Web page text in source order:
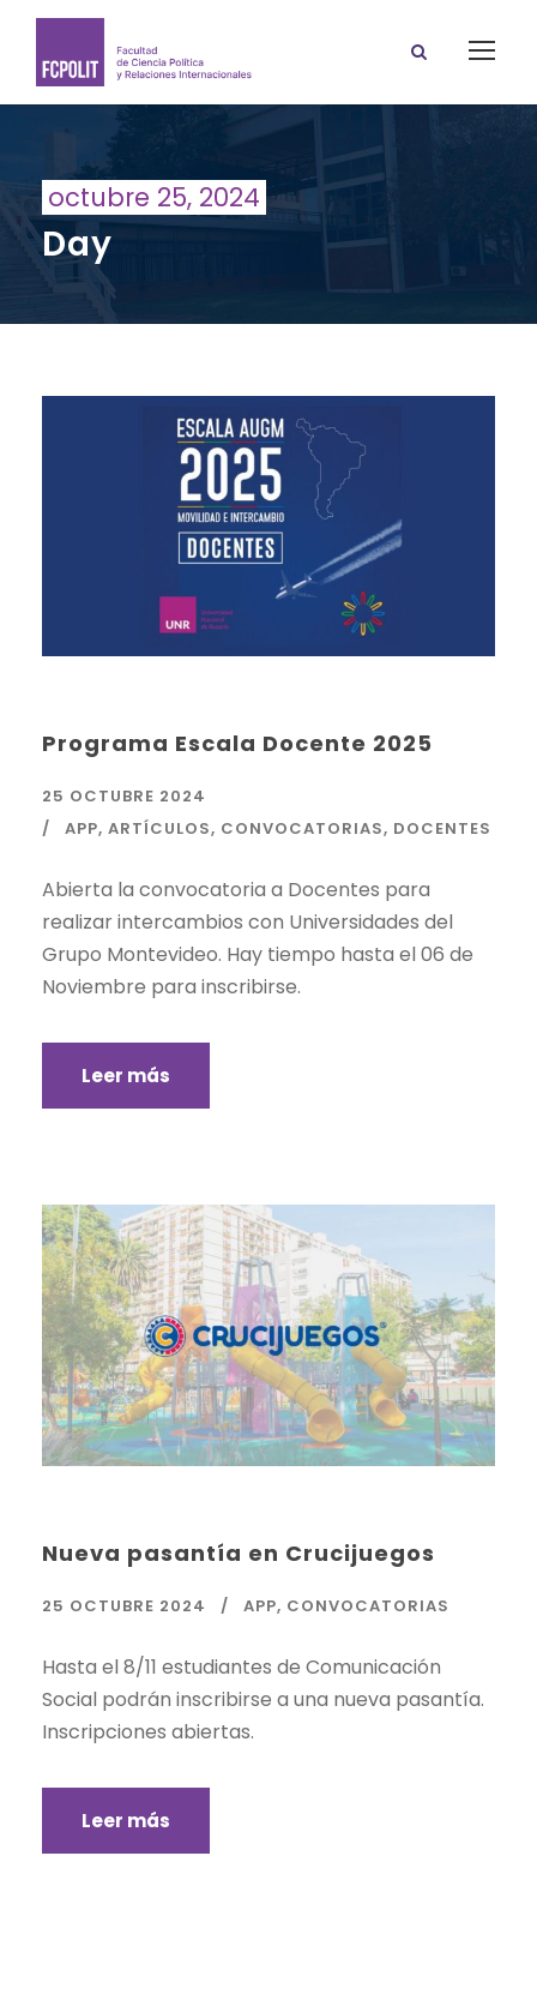
octubre 25, 2024
Day
Programa Escala Docente 2025
25 OCTUBRE 2024
APP, ARTÍCULOS, CONVOCATORIAS, DOCENTES
Abierta la convocatoria a Docentes para
realizar intercambios con Universidades del
Grupo Montevideo. Hay tiempo hasta el 06 de
Noviembre para inscribirse.
Leer más
Nueva pasantía en Crucijuegos
25 OCTUBRE 2024 APP, CONVOCATORIAS
Hasta el 8/11 estudiantes de Comunicación
Social podrán inscribirse a una nueva pasantía.
Inscripciones abiertas.
Leer más